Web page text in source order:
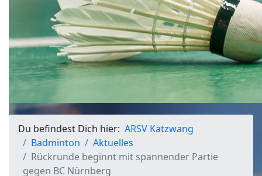
Du befindest Dich hier: ARSV Katzwang
Badminton
Aktuelles
Rückrunde beginnt mit spannender Partie
gegen BC Nürnberg